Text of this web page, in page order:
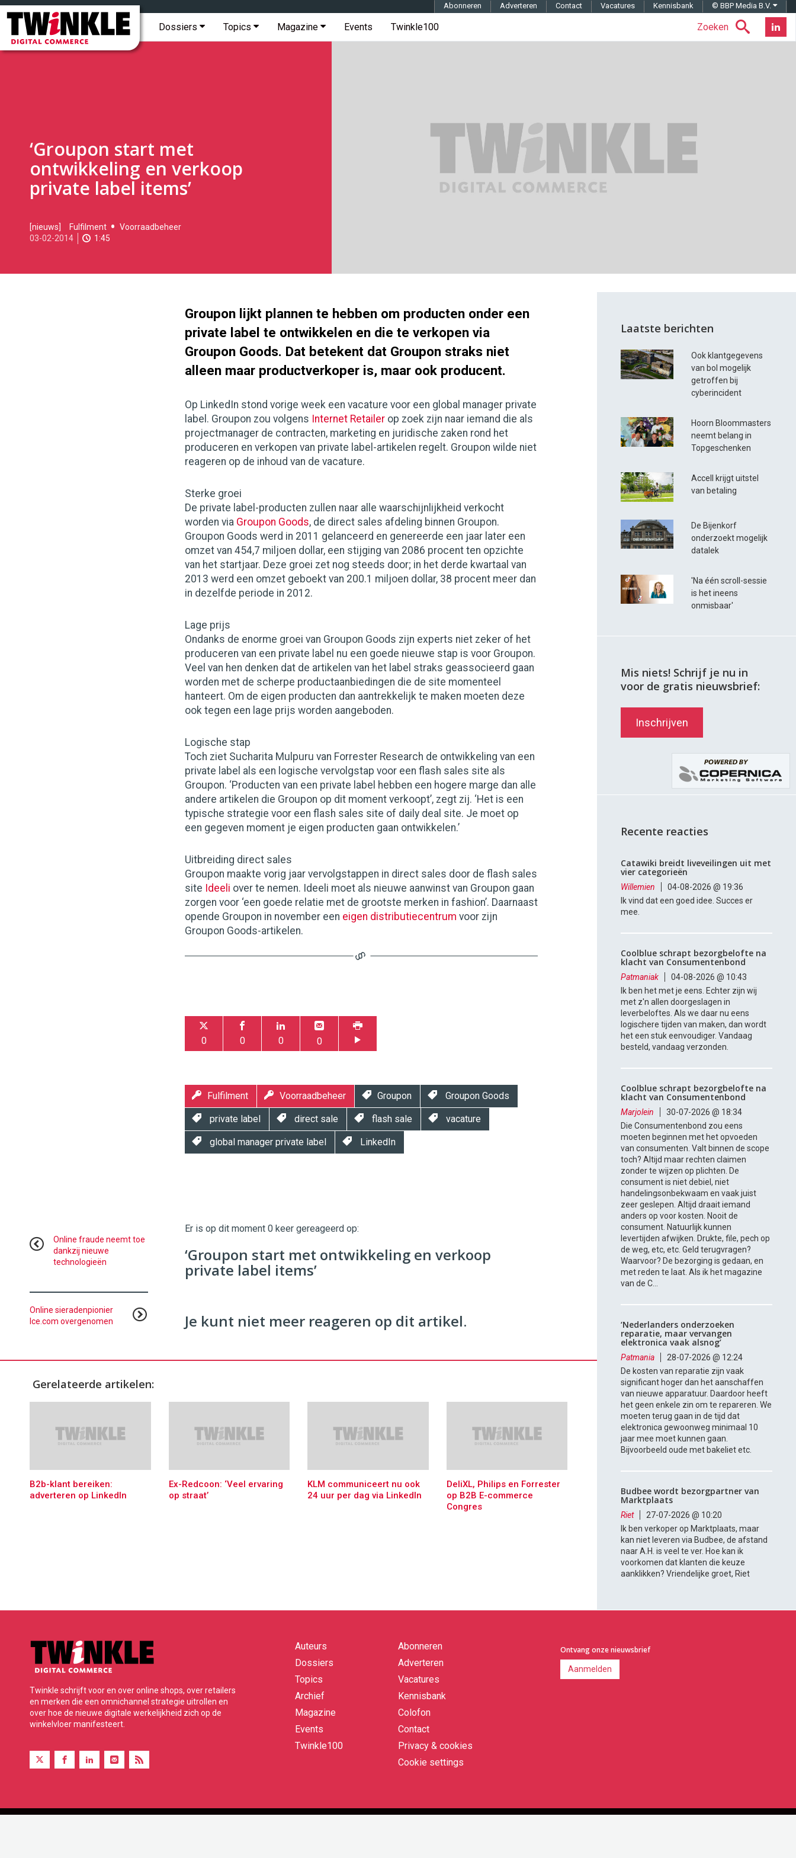
Twinkle
Digital
Commerce
Hoofdmenu Zoeken
Dossiers Topics Magazine Events Twinkle100
Topmenu Abonneren Adverteren Contact Vacatures Kennisbank © BBP Media B.V.
‘Groupon start met
ontwikkeling en verkoop
private label items’
2014-
02-
05-
[nieuws] Fulfilment
Voorraadbeheer
03-02-2014
1:45
Groupon lijkt plannen te hebben om producten onder een
private label te ontwikkelen en die te verkopen via
Groupon Goods. Dat betekent dat Groupon straks niet
alleen maar productverkoper is, maar ook producent.
Op LinkedIn stond vorige week een vacature voor een global manager private
label. Groupon zou volgens Internet Retailer op zoek zijn naar iemand die als
projectmanager de contracten, marketing en juridische zaken rond het
produceren en verkopen van private label-artikelen regelt. Groupon wilde niet
reageren op de inhoud van de vacature.
Sterke groei
De private label-producten zullen naar alle waarschijnlijkheid verkocht
worden via Groupon Goods, de direct sales afdeling binnen Groupon.
Groupon Goods werd in 2011 gelanceerd en genereerde een jaar later een
omzet van 454,7 miljoen dollar, een stijging van 2086 procent ten opzichte
van het startjaar. Deze groei zet nog steeds door; in het derde kwartaal van
2013 werd een omzet geboekt van 200.1 miljoen dollar, 38 procent meer dan
in dezelfde periode in 2012.
Lage prijs
Ondanks de enorme groei van Groupon Goods zijn experts niet zeker of het
produceren van een private label nu een goede nieuwe stap is voor Groupon.
Veel van hen denken dat de artikelen van het label straks geassocieerd gaan
worden met de scherpe productaanbiedingen die de site momenteel
hanteert. Om de eigen producten dan aantrekkelijk te maken moeten deze
ook tegen een lage prijs worden aangeboden.
Logische stap
Toch ziet Sucharita Mulpuru van Forrester Research de ontwikkeling van een
private label als een logische vervolgstap voor een flash sales site als
Groupon. ‘Producten van een private label hebben een hogere marge dan alle
andere artikelen die Groupon op dit moment verkoopt’, zegt zij. ‘Het is een
typische strategie voor een flash sales site of daily deal site. Je moet op
een gegeven moment je eigen producten gaan ontwikkelen.’
Uitbreiding direct sales
Groupon maakte vorig jaar vervolgstappen in direct sales door de flash sales
site Ideeli over te nemen. Ideeli moet als nieuwe aanwinst van Groupon gaan
zorgen voor ‘een goede relatie met de grootste merken in fashion’. Daarnaast
opende Groupon in november een eigen distributiecentrum voor zijn
Groupon Goods-artikelen.
0 0 0 0
Fulfilment Voorraadbeheer Groupon Groupon Goods
private label direct sale flash sale vacature
global manager private label LinkedIn
Digital
9654
Er is op dit moment 0 keer gereageerd op:
‘Groupon start met ontwikkeling en verkoop
private label items’
Je kunt niet meer reageren op dit artikel.
Online fraude neemt toe
dankzij nieuwe
technologieën
Online sieradenpionier
Ice.com overgenomen
Gerelateerde artikelen:
B2b-klant bereiken:
adverteren op LinkedIn
Ex-Redcoon: ‘Veel ervaring
op straat’
KLM communiceert nu ook
24 uur per dag via LinkedIn
DeliXL, Philips en Forrester
op B2B E-commerce
Congres
Laatste berichten
Ook klantgegevens
van bol mogelijk
getroffen bij
cyberincident
Hoorn Bloommasters
neemt belang in
Topgeschenken
Accell krijgt uitstel
van betaling
De Bijenkorf
onderzoekt mogelijk
datalek
'Na één scroll-sessie
is het ineens
onmisbaar'
Mis niets! Schrijf je nu in
voor de gratis nieuwsbrief:
Inschrijven
Recente reacties
Catawiki breidt liveveilingen uit met
vier categorieën
Willemien
04-08-2026 @ 19:36
Ik vind dat een goed idee. Succes er
mee.
Coolblue schrapt bezorgbelofte na
klacht van Consumentenbond
Patmaniak
04-08-2026 @ 10:43
Ik ben het met je eens. Echter zijn wij
met z'n allen doorgeslagen in
leverbeloftes. Als we daar nu eens
logischere tijden van maken, dan wordt
het een stuk eenvoudiger. Vandaag
besteld, vandaag verzonden.
Coolblue schrapt bezorgbelofte na
klacht van Consumentenbond
Marjolein
30-07-2026 @ 18:34
Die Consumentenbond zou eens
moeten beginnen met het opvoeden
van consumenten. Valt binnen de scope
toch? Altijd maar rechten claimen
zonder te wijzen op plichten. De
consument is niet debiel, niet
handelingsonbekwaam en vaak juist
zeer geslepen. Altijd draait iemand
anders op voor kosten. Nooit de
consument. Natuurlijk kunnen
levertijden afwijken. Drukte, file, pech op
de weg, etc, etc. Geld terugvragen?
Waarvoor? De bezorging is gedaan, en
met reden te laat. Als ik het magazine
van de C...
‘Nederlanders onderzoeken
reparatie, maar vervangen
elektronica vaak alsnog’
Patmania
28-07-2026 @ 12:24
De kosten van reparatie zijn vaak
significant hoger dan het aanschaffen
van nieuwe apparatuur. Daardoor heeft
het geen enkele zin om te repareren. We
moeten terug gaan in de tijd dat
elektronica gewoonweg minimaal 10
jaar mee moet kunnen gaan.
Bijvoorbeeld oude met bakeliet etc.
Budbee wordt bezorgpartner van
Marktplaats
Riet
27-07-2026 @ 10:20
Ik ben verkoper op Marktplaats, maar
kan niet leveren via Budbee, de afstand
naar A.H. is veel te ver. Hoe kan ik
voorkomen dat klanten die keuze
aanklikken? Vriendelijke groet, Riet
Twinkle schrijft voor en over online shops, over retailers
en merken die een omnichannel strategie uitrollen en
over hoe de nieuwe digitale werkelijkheid zich op de
winkelvloer manifesteert.
Quick
links
Auteurs
Dossiers
Topics
Archief
Magazine
Events
Twinkle100
Abonneren
Adverteren
Vacatures
Kennisbank
Colofon
Contact
Privacy & cookies
Cookie settings
Ontvang onze nieuwsbrief
Aanmelden